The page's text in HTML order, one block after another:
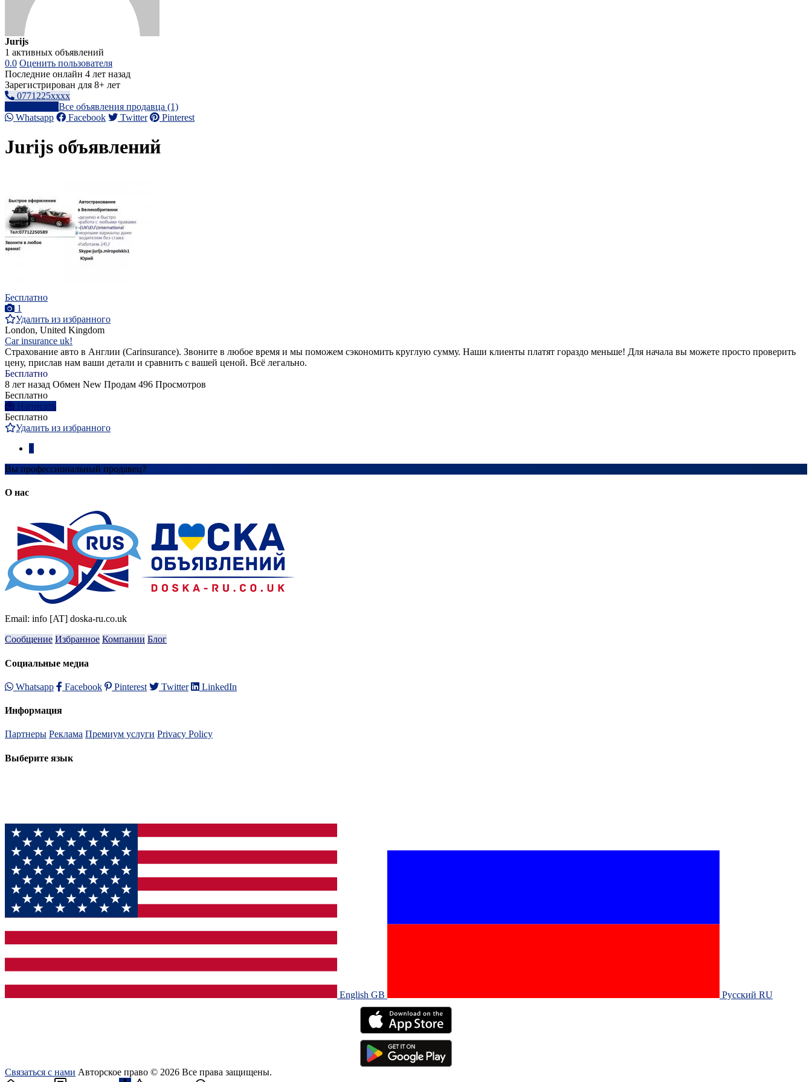
Jurijs
1 активных объявлений
0.0 Оценить пользователя
Последние онлайн 4 лет назад
Зарегистрирован для 8+ лет
0771225xxxx
Все объявления продавца (1)
Whatsapp
Facebook Twitter Pinterest
Jurijs объявлений
Бесплатно
1
Удалить из избранного
London, United Kingdom
Car insurance uk!
Страхование авто в Англии (Carinsurance). Звоните в любое время и мы поможем сэкономить круглую сумму. Наши клиенты платят гораздо меньше! Для начала вы можете просто проверить
цену, прислав нам ваши детали и сравнить с вашей ценой. Всё легально.
Бесплатно
8 лет назад Обмен New Продам 496 Просмотров
Бесплатно
Написать
Бесплатно
Удалить из избранного
Вы профессиональный продавец?
О нас
Email: info [AT] doska-ru.co.uk
Сообщение Избранное Компании Блог
Социальные медиа
Whatsapp Facebook Pinterest Twitter LinkedIn
Информация
Партнеры Реклама Премиум услуги Privacy Policy
Выберите язык
English GB‎ Русский RU‎
Связаться с нами Авторское право © 2026 Все права защищены.